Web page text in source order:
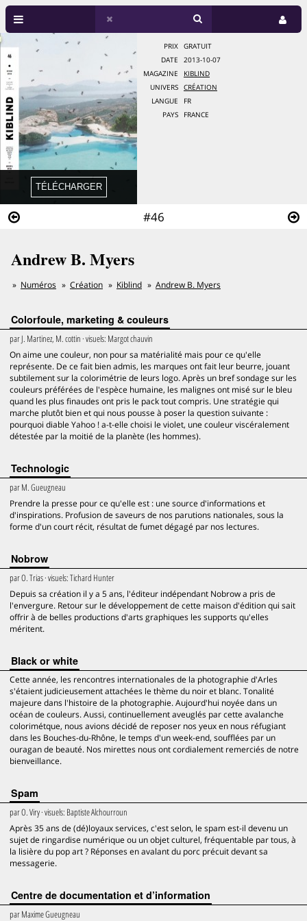
#46
PRIX
GRATUIT
DATE
2013-10-07
MAGAZINE
KIBLIND
UNIVERS
CRÉATION
LANGUE
FR
PAYS
FRANCE
Andrew B. Myers
Numéros Création Kiblind Andrew B. Myers
Colorfoule, marketing & couleurs
parJ. Martinez, M. cottin · visuels: Margot chauvin
On aime une couleur, non pour sa matérialité mais pour ce qu'elle
représente. De ce fait bien admis, les marques ont fait leur beurre, jouant
subtilement sur la colorimétrie de leurs logo. Après un bref sondage sur les
couleurs préférées de l'espèce humaine, les malignes ont misé sur le bleu
quand les plus finaudes ont pris le pack tout compris. Une stratégie qui
marche plutôt bien et qui nous pousse à poser la question suivante :
pourquoi diable Yahoo ! a-t-elle choisi le violet, une couleur viscéralement
détestée par la moitié de la planète (les hommes).
Technologic
parM. Gueugneau
Prendre la presse pour ce qu'elle est : une source d'informations et
d'inspirations. Profusion de saveurs de nos parutions nationales, sous la
forme d'un court récit, résultat de fumet dégagé par nos lectures.
Nobrow
parO. Trias· visuels:Tichard Hunter
Depuis sa création il y a 5 ans, l'éditeur indépendant Nobrow a pris de
l'envergure. Retour sur le développement de cette maison d'édition qui sait
offrir à de belles productions d'arts graphiques les supports qu'elles
méritent.
Black or white
Cette année, les rencontres internationales de la photographie d'Arles
s'étaient judicieusement attachées le thème du noir et blanc. Tonalité
majeure dans l'histoire de la photographie. Aujourd'hui noyée dans un
océan de couleurs. Aussi, continuellement aveuglés par cette avalanche
colorimétque, nous avions décidé de reposer nos yeux en nous réfugiant
dans les Bouches-du-Rhône, le temps d'un week-end, soufflées par un
ouragan de beauté. Nos mirettes nous ont cordialement remerciés de notre
bienveillance.
Spam
parO. Viry· visuels: Baptiste Alchourroun
Après 35 ans de (dé)loyaux services, c'est selon, le spam est-il devenu un
sujet de ringardise numérique ou un objet culturel, fréquentable par tous, à
la lisière du pop art ? Réponses en avalant du porc précuit devant sa
messagerie.
Centre de documentation et d’information
parMaxime Gueugneau